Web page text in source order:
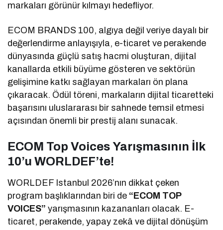
markaları görünür kılmayı hedefliyor.
ECOM BRANDS 100, algıya değil veriye dayalı bir
değerlendirme anlayışıyla, e-ticaret ve perakende
dünyasında güçlü satış hacmi oluşturan, dijital
kanallarda etkili büyüme gösteren ve sektörün
gelişimine katkı sağlayan markaları ön plana
çıkaracak. Ödül töreni, markaların dijital ticaretteki
başarısını uluslararası bir sahnede temsil etmesi
açısından önemli bir prestij alanı sunacak.
ECOM Top Voices Yarışmasının İlk
10’u WORLDEF’te!
WORLDEF Istanbul 2026’nın dikkat çeken
program başlıklarından biri de “ECOM TOP
VOICES”yarışmasının kazananları olacak. E-
ticaret, perakende, yapay zekâ ve dijital dönüşüm